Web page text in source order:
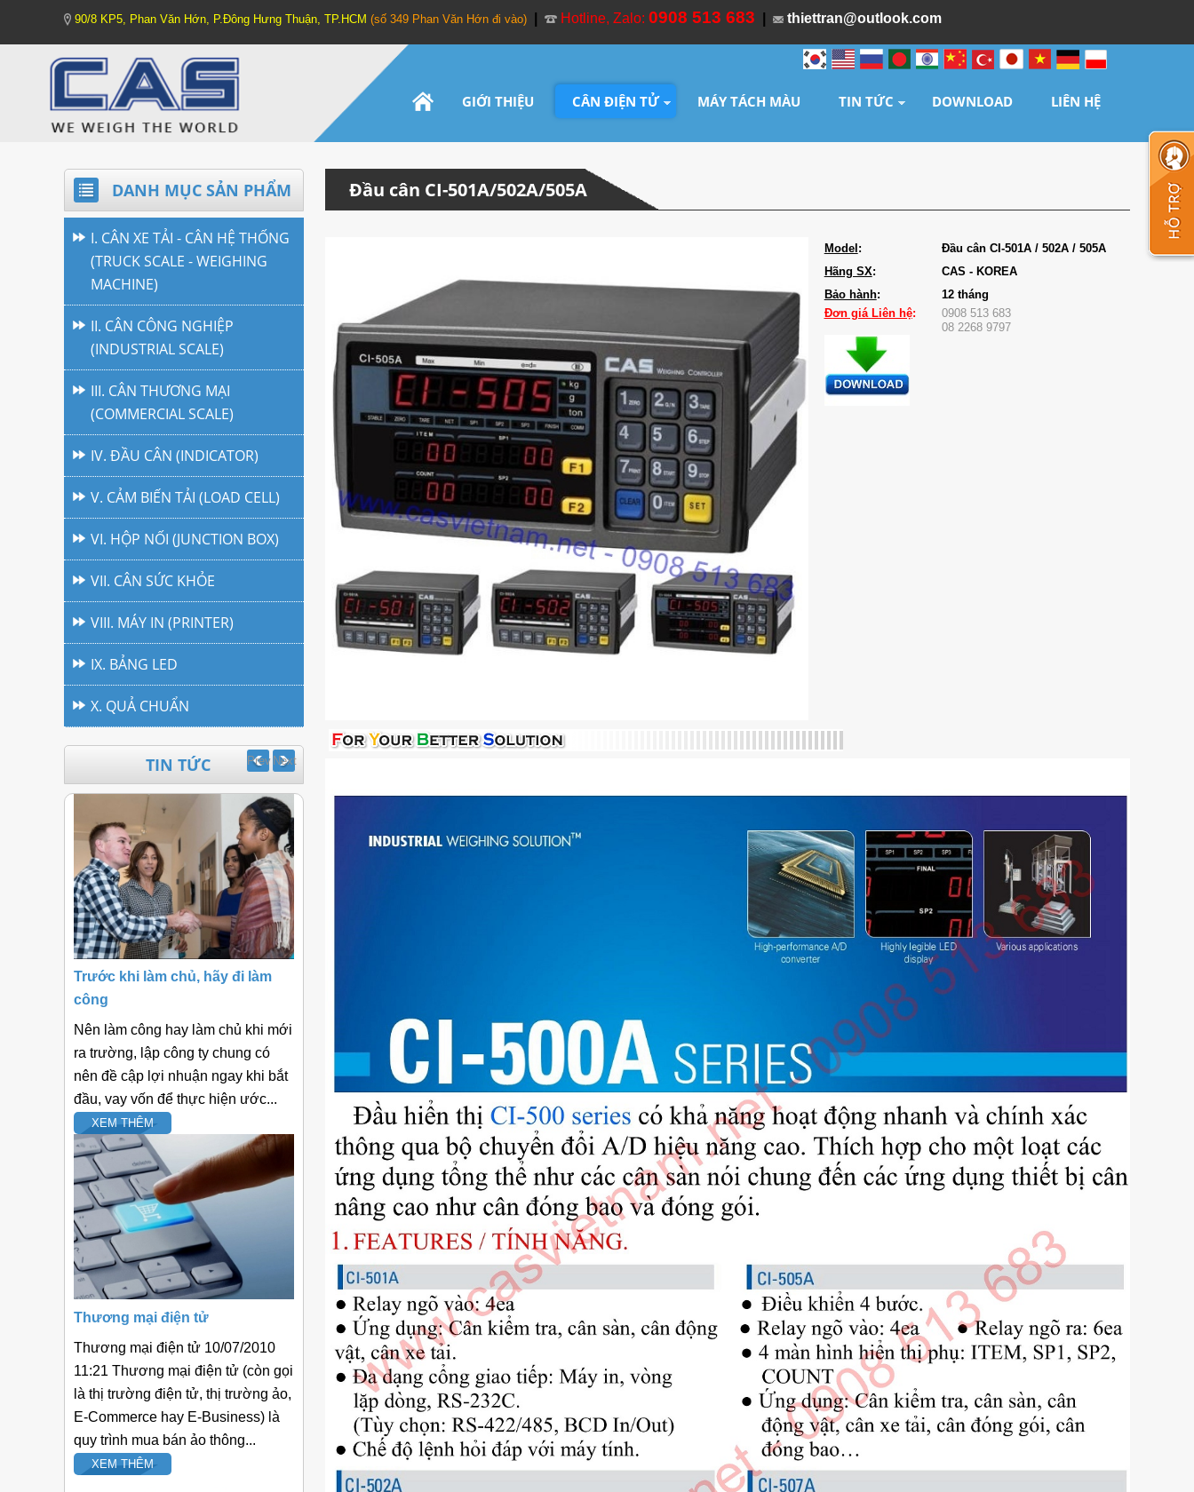
90/8 KP5, Phan Văn Hớn, P.Đông Hưng Thuận, TP.HCM (số 349 Phan Văn Hớn đi vào) Hotline, Zalo: 0908 513 683 thiettran@outlook.com
GIỚI THIỆU CÂN ĐIỆN TỬ MÁY TÁCH MÀU TIN TỨC DOWNLOAD LIÊN HỆ
DANH MỤC SẢN PHẨM
I. CÂN XE TẢI - CÂN HỆ THỐNG
(TRUCK SCALE - WEIGHING
MACHINE)
II. CÂN CÔNG NGHIỆP
(INDUSTRIAL SCALE)
III. CÂN THƯƠNG MẠI
(COMMERCIAL SCALE)
IV. ĐẦU CÂN (INDICATOR)
V. CẢM BIẾN TẢI (LOAD CELL)
VI. HỘP NỐI (JUNCTION BOX)
VII. CÂN SỨC KHỎE
VIII. MÁY IN (PRINTER)
IX. BẢNG LED
X. QUẢ CHUẨN
TIN TỨC Prev Next
Trước khi làm chủ, hãy đi làm
công
Nên làm công hay làm chủ khi mới
ra trường, lập công ty chung có
nên đề cập lợi nhuận ngay khi bắt
đầu, vay vốn để thực hiện ước...
XEM THÊM
Thương mại điện tử
Thương mại điện tử 10/07/2010
11:21 Thương mại điện tử (còn gọi
là thị trường điện tử, thị trường ảo,
E-Commerce hay E-Business) là
quy trình mua bán ảo thông...
XEM THÊM
Đầu cân CI-501A/502A/505A
Model :
Đầu cân CI-501A / 502A / 505A
Hãng SX:
CAS - KOREA
Bảo hành:
12 tháng
Đơn giá Liên hệ:
0908 513 683
08 2268 9797